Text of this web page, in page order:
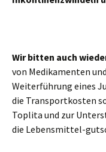
Wir bitten auch
von Medikamenten
Weiterführung eines
die Transportkosten
Toplita und zur
die Lebensmittel-